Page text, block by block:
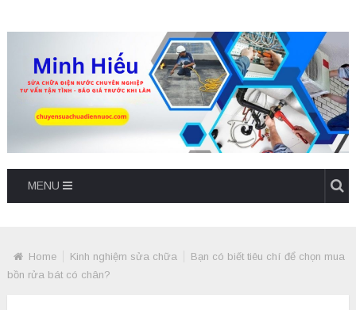
MENU
Home Kinh nghiệm sửa chữa
Bạn có biết tiêu chí để chọn mua
bồn rửa bát có chân?